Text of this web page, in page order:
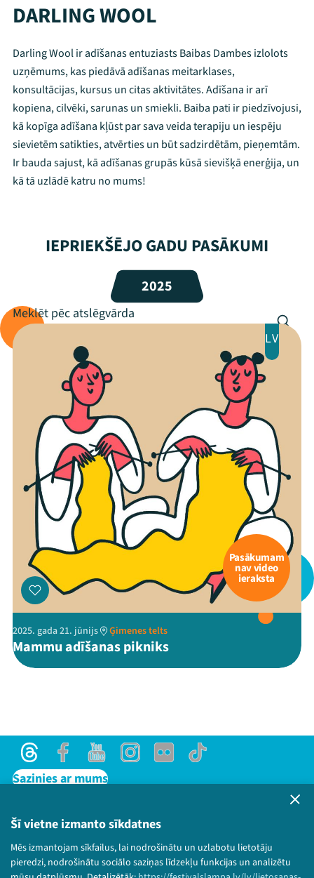
Šī vietne izmanto sīkdatnes
Mēs izmantojam sīkfailus, lai nodrošinātu un uzlabotu lietotāju
pieredzi, nodrošinātu sociālo saziņas līdzekļu funkcijas un analizētu
Festivāls
Programma
Arhīvs
Veikals
Kontakti
ThreadsFacebookYoutube
X TikTok
DARLING WOOL
Darling Wool ir adīšanas entuziasts Baibas Dambes izlolots
uzņēmums, kas piedāvā adīšanas meitarklases,
konsultācijas, kursus un citas aktivitātes. Adīšana ir arī
kopiena, cilvēki, sarunas un smiekli. Baiba pati ir piedzīvojusi,
kā kopīga adīšana kļūst par sava veida terapiju un iespēju
sievietēm satikties, atvērties un būt sadzirdētām, pieņemtām.
Ir bauda sajust, kā adīšanas grupās kūsā sievišķā enerģija, un
kā tā uzlādē katru no mums!
IEPRIEKŠĒJO GADU PASĀKUMI
2025
LV
Pasākumam
nav video
ieraksta
2025. gada 21. jūnijs Ģimenes telts
Mammu adīšanas pikniks
ThreadsFacebookYoutubeInstagram
Flick TikTok
Sazinies ar mums
Lietošanas noteikumi un sīkdatņu politika
Bērnu aizsardzības politika
© 2026 Sarunu festivāls LAMPA Visas tiesības